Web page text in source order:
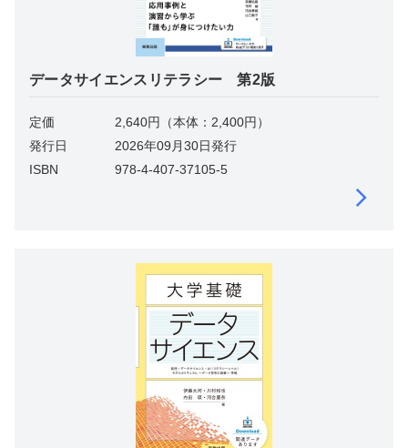
データサイエンスリテラシー 第2版
定価
2,640円（本体：2,400円）
発行日
2026年09月30日発行
ISBN
978-4-407-37105-5